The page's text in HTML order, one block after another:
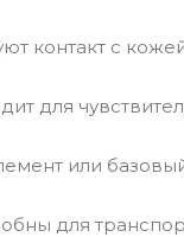
контакт с
для
или
для